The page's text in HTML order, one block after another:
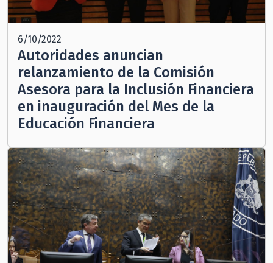
6/10/2022
Autoridades anuncian
relanzamiento de la Comisión
Asesora para la Inclusión Financiera
en inauguración del Mes de la
Educación Financiera